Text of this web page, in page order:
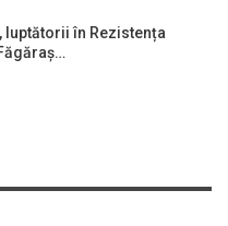
luptătorii în Rezistența